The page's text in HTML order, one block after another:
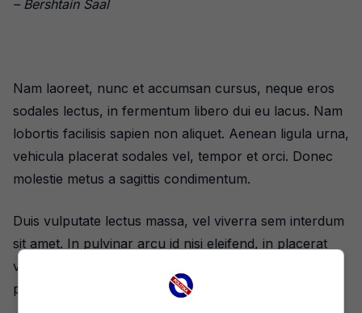
– Bershtain Saal
Nam laoreet, nunc et accumsan cursus, neque eros
sodales lectus, in fermentum libero dui eu lacus. Nam
lobortis facilisis sapien non aliquet. Aenean ligula urna,
vehicula placerat sodales vel, tempor et orci. Donec
molestie metus a sagittis condimentum.
Duis vulputate lectus massa, vel viverra sem interdum
sit amet. In pulvinar arcu id nisi eleifend, in placerat
velit tempor. Sed volutpat orci nec velit cursus
posuere.